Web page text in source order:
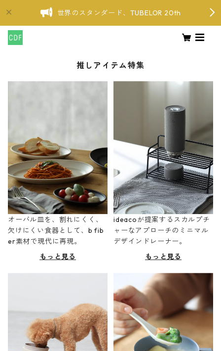
世界のスタンダード、TUBELOR 20th
推しアイテム特集
オーバル皿を、割れにくく、
欠けにくい食器として、b fib
er素材で現代に再現。
もっと見る
ideacoが提案するスカルプチ
ャーなアプローチのミニマル
デザインドレーナー。
もっと見る